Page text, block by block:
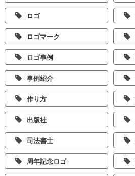
ロゴ
ロゴマーク
ロゴ事例
事例紹介
作り方
出版社
司法書士
周年記念ロゴ